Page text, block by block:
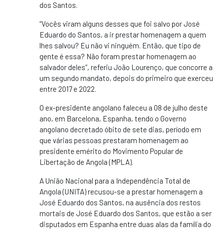
dos Santos.
“Vocês viram alguns desses que foi salvo por José
Eduardo do Santos, a ir prestar homenagem a quem
lhes salvou? Eu não vi ninguém. Então, que tipo de
gente é essa? Não foram prestar homenagem ao
salvador deles”, referiu João Lourenço, que concorre a
um segundo mandato, depois do primeiro que exerceu
entre 2017 e 2022.
O ex-presidente angolano faleceu a 08 de julho deste
ano, em Barcelona, Espanha, tendo o Governo
angolano decretado óbito de sete dias, período em
que várias pessoas prestaram homenagem ao
presidente emérito do Movimento Popular de
Libertação de Angola (MPLA).
A União Nacional para a Independência Total de
Angola (UNITA) recusou-se a prestar homenagem a
José Eduardo dos Santos, na ausência dos restos
mortais de José Eduardo dos Santos, que estão a ser
disputados em Espanha entre duas alas da família do